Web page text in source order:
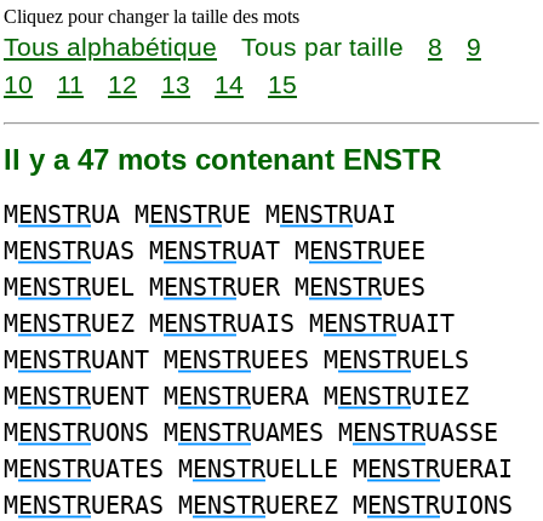
Cliquez pour changer la taille des mots
Tous alphabétique Tous par taille 8
9
10
11 12 13 14 15
Il y a 47 mots contenant ENSTR
MENSTRUA MENSTRUE MENSTRUAI
MENSTRUAS MENSTRUAT MENSTRUEE
MENSTRUEL MENSTRUER MENSTRUES
MENSTRUEZ MENSTRUAIS MENSTRUAIT
MENSTRUANT MENSTRUEES MENSTRUELS
MENSTRUENT MENSTRUERA MENSTRUIEZ
MENSTRUONS MENSTRUAMES MENSTRUASSE
MENSTRUATES MENSTRUELLE MENSTRUERAI
MENSTRUERAS MENSTRUEREZ MENSTRUIONS